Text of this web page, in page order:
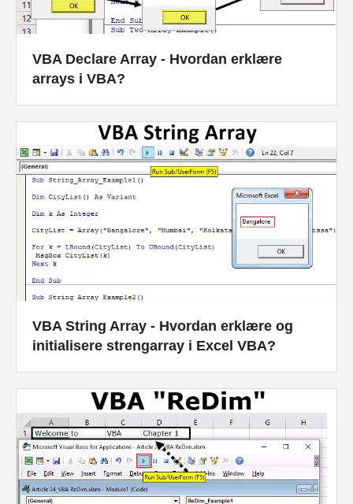
VBA Declare Array - Hvordan erklære
arrays i VBA?
VBA String Array - Hvordan erklære og
initialisere strengarray i Excel VBA?